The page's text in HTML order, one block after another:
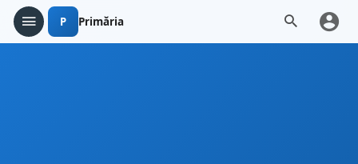
P Primăria